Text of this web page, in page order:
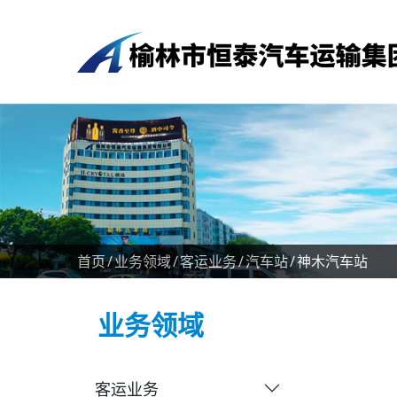
首页 业务领域 客运业务 汽车站 神木汽车站
业务领域
客运业务